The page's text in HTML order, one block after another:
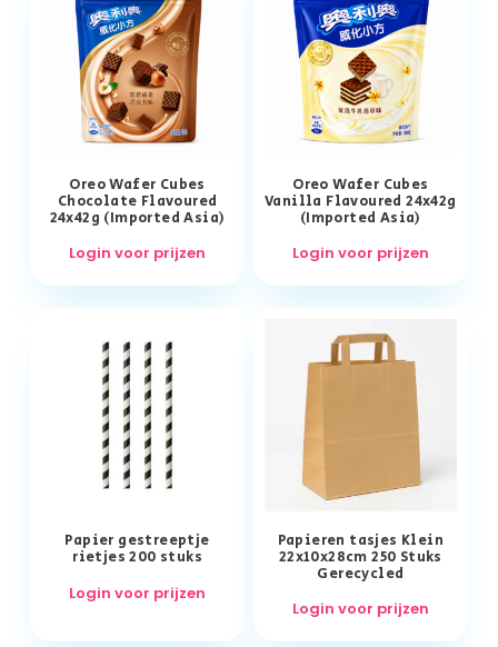
Oreo Wafer Cubes
Chocolate Flavoured
24x42g (Imported Asia)
Login voor prijzen
Oreo Wafer Cubes
Vanilla Flavoured 24x42g
(Imported Asia)
Login voor prijzen
Papier gestreeptje
rietjes 200 stuks
Login voor prijzen
Papieren tasjes Klein
22x10x28cm 250 Stuks
Gerecycled
Login voor prijzen